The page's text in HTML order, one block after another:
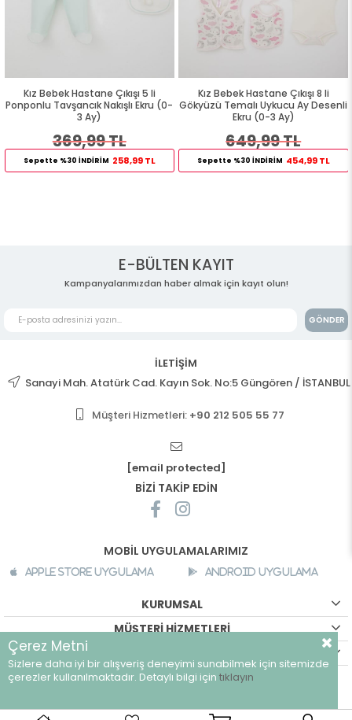
Kız Bebek Hastane Çıkışı 5 li
Ponponlu Tavşancık Nakışlı Ekru (0-
3 Ay)
369,99 TL
Sepette %30 İNDİRİM 258,99 TL
Kız Bebek Hastane Çıkışı 8 li
Gökyüzü Temalı Uykucu Ay Desenli
Ekru (0-3 Ay)
649,99 TL
Sepette %30 İNDİRİM 454,99 TL
E-BÜLTEN KAYIT
Kampanyalarımızdan haber almak için kayıt olun!
GÖNDER
İLETİŞİM
Sanayi Mah. Atatürk Cad. Kayın Sok. No:5 Güngören / İSTANBUL
Müşteri Hizmetleri: +90 212 505 55 77
[email protected]
BİZİ TAKİP EDİN
MOBİL UYGULAMALARIMIZ
Apple Store Uygulama Android Uygulama
KURUMSAL
MÜŞTERİ HİZMETLERİ
©breeze.com.tr - Tüm hakları saklıdır.
Çerez Metni
Sizlere daha iyi bir alışveriş deneyimi sunabilmek için sitemizde
çerezler kullanılmaktadır. Detaylı bilgi için tıklayın